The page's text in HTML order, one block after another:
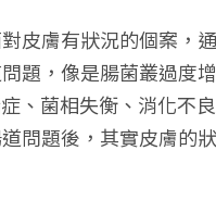
皮膚有狀況的個案，
題，像是腸菌叢過度
、菌相失衡、消化不
問題後，其實皮膚的